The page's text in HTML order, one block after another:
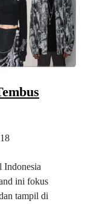
Indonesia
ini fokus
tampil di